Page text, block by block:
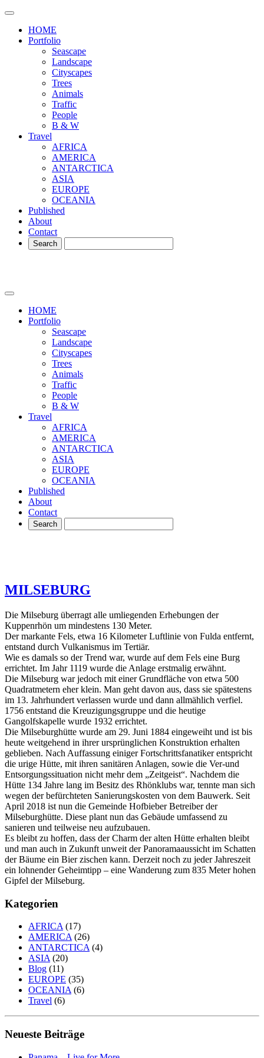
HOME
Portfolio
Seascape
Landscape
Cityscapes
Trees
Animals
Traffic
People
B & W
Travel
AFRICA
AMERICA
ANTARCTICA
ASIA
EUROPE
OCEANIA
Published
About
Contact
HOME
Portfolio
Seascape
Landscape
Cityscapes
Trees
Animals
Traffic
People
B & W
Travel
AFRICA
AMERICA
ANTARCTICA
ASIA
EUROPE
OCEANIA
Published
About
Contact
MILSEBURG
Die Milseburg überragt alle umliegenden Erhebungen der
Kuppenrhön um mindestens 130 Meter.
Der markante Fels, etwa 16 Kilometer Luftlinie von Fulda entfernt,
entstand durch Vulkanismus im Tertiär.
Wie es damals so der Trend war, wurde auf dem Fels eine Burg
errichtet. Im Jahr 1119 wurde die Anlage erstmalig erwähnt.
Die Milseburg war jedoch mit einer Grundfläche von etwa 500
Quadratmetern eher klein. Man geht davon aus, dass sie spätestens
im 13. Jahrhundert verlassen wurde und dann allmählich verfiel.
1756 entstand die Kreuzigungsgruppe und die heutige
Gangolfskapelle wurde 1932 errichtet.
Die Milseburghütte wurde am 29. Juni 1884 eingeweiht und ist bis
heute weitgehend in ihrer ursprünglichen Konstruktion erhalten
geblieben. Nach Auffassung einiger Fortschrittsfanatiker entspricht
die urige Hütte, mit ihren sanitären Anlagen, sowie die Ver-und
Entsorgungssituation nicht mehr dem „Zeitgeist“. Nachdem die
Hütte 134 Jahre lang im Besitz des Rhönklubs war, tennte man sich
wegen der befürchteten Sanierungskosten von dem Bauwerk. Seit
April 2018 ist nun die Gemeinde Hofbieber Betreiber der
Milseburghütte. Diese plant nun das Gebäude umfassend zu
sanieren und teilweise neu aufzubauen.
Es bleibt zu hoffen, dass der Charm der alten Hütte erhalten bleibt
und man auch in Zukunft unweit der Panoramaaussicht im Schatten
der Bäume ein Bier zischen kann. Derzeit noch zu jeder Jahreszeit
ein lohnender Geheimtipp – eine Wanderung zum 835 Meter hohen
Gipfel der Milseburg.
Kategorien
AFRICA (17)
AMERICA (26)
ANTARCTICA (4)
ASIA (20)
Blog (11)
EUROPE (35)
OCEANIA (6)
Travel (6)
Neueste Beiträge